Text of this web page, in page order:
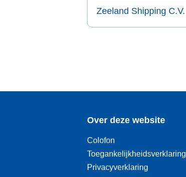
Zeeland Shipping C.V.
Over deze website
Colofon
Toegankelijkheidsverklaring
Privacyverklaring